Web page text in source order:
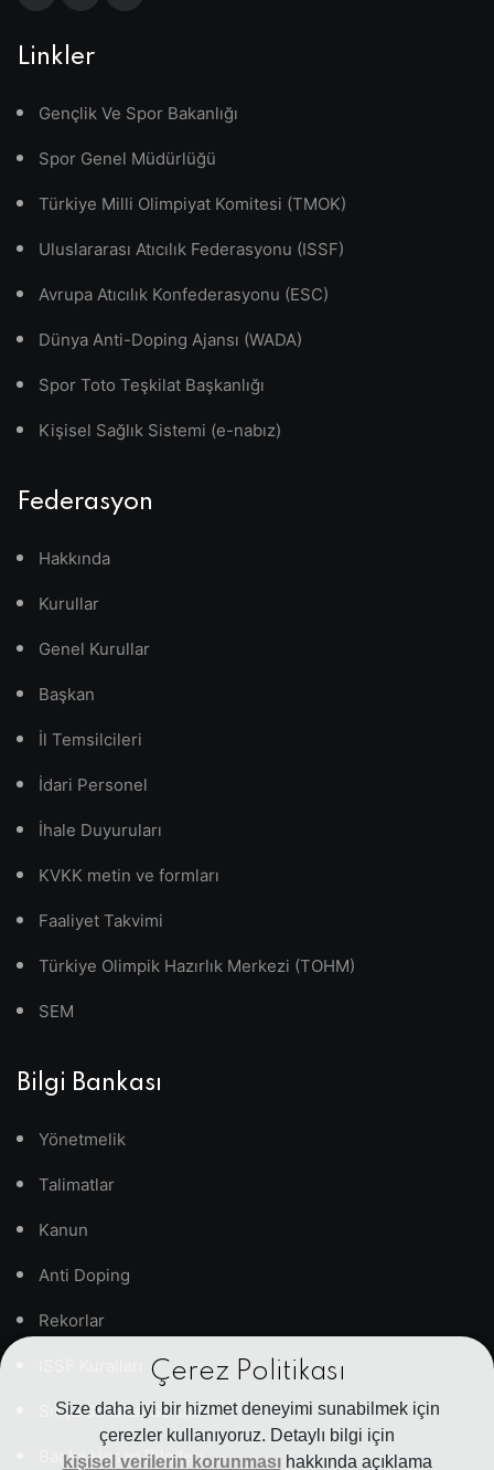
Çerez Politikası
Size daha iyi bir hizmet deneyimi sunabilmek için
çerezler kullanıyoruz. Detaylı bilgi için
kişisel verilerin korunmasıhakkında açıklama
Linkler
Gençlik Ve Spor Bakanlığı
Spor Genel Müdürlüğü
Türkiye Milli Olimpiyat Komitesi (TMOK)
Uluslararası Atıcılık Federasyonu (ISSF)
Avrupa Atıcılık Konfederasyonu (ESC)
Dünya Anti-Doping Ajansı (WADA)
Spor Toto Teşkilat Başkanlığı
Kişisel Sağlık Sistemi (e-nabız)
Federasyon
Hakkında
Kurullar
Genel Kurullar
Başkan
İl Temsilcileri
İdari Personel
İhale Duyuruları
KVKK metin ve formları
Faaliyet Takvimi
Türkiye Olimpik Hazırlık Merkezi (TOHM)
SEM
Bilgi Bankası
Yönetmelik
Talimatlar
Kanun
Anti Doping
Rekorlar
Sıkça Sorulan Sorular
Banka Hesap Bilgileri